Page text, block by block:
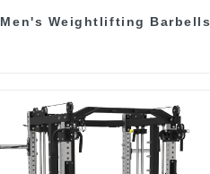
Men's Weightlifting Barbells